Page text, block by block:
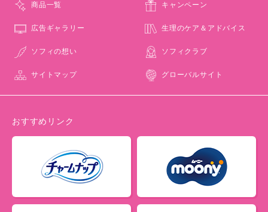
商品一覧 キャンペーン
広告ギャラリー 生理のケア＆アドバイス
ソフィの想い ソフィクラブ
サイトマップ グローバルサイト
おすすめリンク